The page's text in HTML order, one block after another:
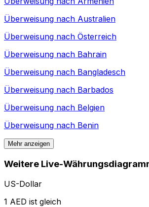
Überweisung nach Australien
Überweisung nach Österreich
Überweisung nach Bahrain
Überweisung nach Bangladesch
Überweisung nach Barbados
Überweisung nach Belgien
Überweisung nach Benin
Mehr anzeigen
Weitere Live-
US-Dollar
1 AED ist gleich